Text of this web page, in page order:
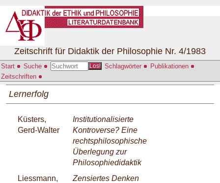
Start Suche Los! Schlagwörter
Publikationen
Zeitschriften
Zeitschrift für Didaktik der Philosophie Nr. 4/1983
Lernerfolg
Küsters,
Gerd-Walter
Institutionalisierte
Kontroverse? Eine
rechtsphilosophische
Überlegung zur
Philosophiedidaktik
Liessmann,
Zensiertes Denken